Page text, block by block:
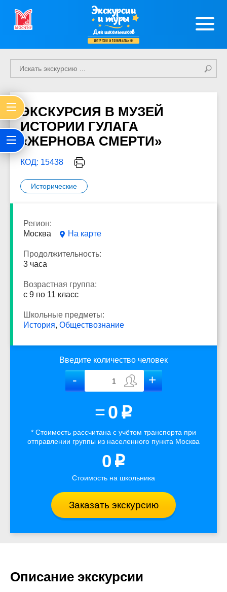
Экскурсии
и туры
Для школьников
интересно и познавательно
ЭКСКУРСИЯ В МУЗЕЙ
ИСТОРИИ ГУЛАГА
«ЖЕРНОВА СМЕРТИ»
КОД: 15438
Исторические
Регион:
Москва
На карте
Продолжительность:
3 часа
Возрастная группа:
с 9 по 11 класс
Школьные предметы:
История, Обществознание
Введите количество человек
=0 p
* Стоимость рассчитана с учётом транспорта при
отправлении группы из населенного пункта Москва
0 p
Стоимость на школьника
Заказать экскурсию
Описание экскурсии